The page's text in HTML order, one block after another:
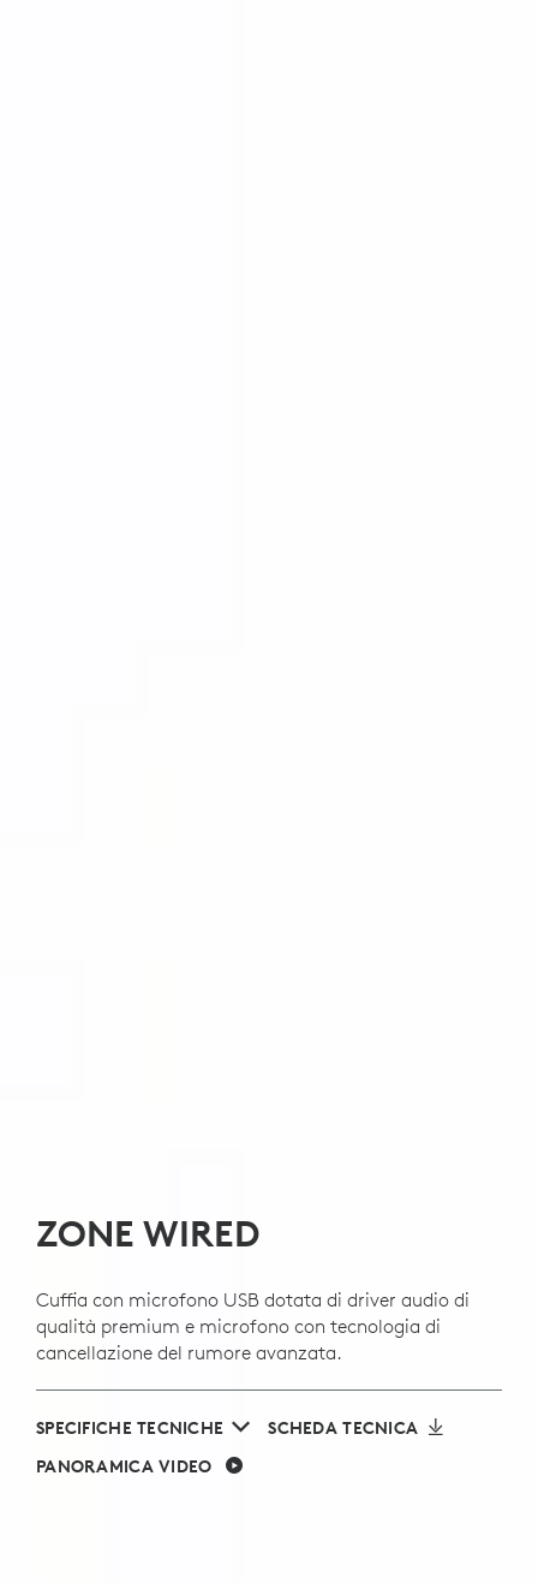
ZONE WIRED
Cuffia con microfono USB dotata di driver audio di
qualità premium e microfono con tecnologia di
cancellazione del rumore avanzata.
SPECIFICHE TECNICHE
SCHEDA TECNICA
PANORAMICA VIDEO